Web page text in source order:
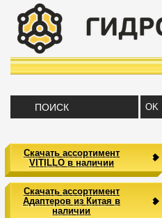
Скачать ассортимент
VITILLO в наличии
Скачать ассортимент
Адаптеров из Китая в
наличии